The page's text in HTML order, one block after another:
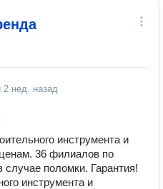
2 нед. назад
инструмента и
36 филиалов по
случае поломки. Гарантия!
инструмента и